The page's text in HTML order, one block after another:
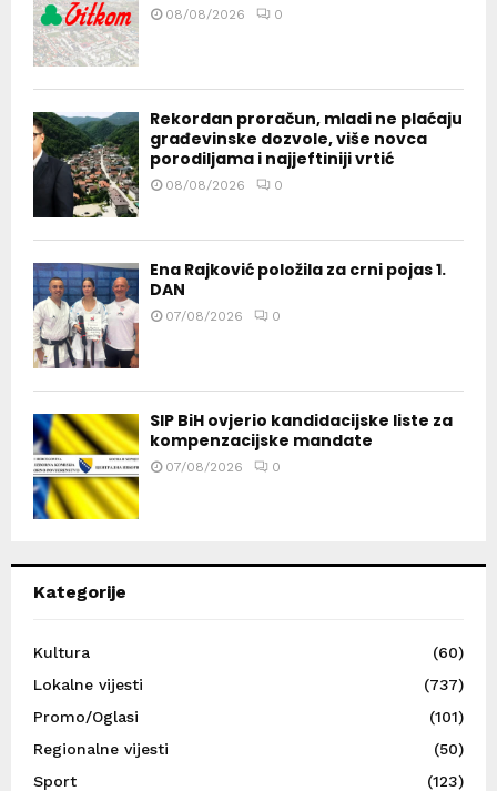
08/08/2026 0
Rekordan proračun, mladi ne plaćaju
građevinske dozvole, više novca
porodiljama i najjeftiniji vrtić
08/08/2026 0
Ena Rajković položila za crni pojas 1.
DAN
07/08/2026 0
SIP BiH ovjerio kandidacijske liste za
kompenzacijske mandate
07/08/2026 0
Kategorije
Kultura
(60)
Lokalne vijesti
(737)
Promo/Oglasi
(101)
Regionalne vijesti
(50)
Sport
(123)